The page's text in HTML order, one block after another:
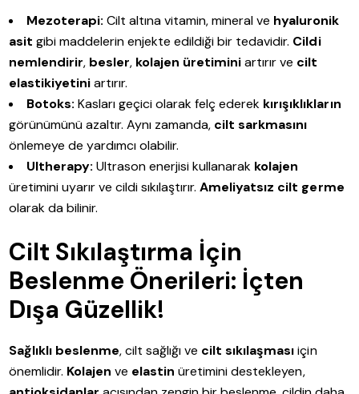
Mezoterapi: Cilt altına vitamin, mineral ve hyaluronik
asit gibi maddelerin enjekte edildiği bir tedavidir. Cildi
nemlendirir, besler, kolajen üretiminiartırır ve cilt
elastikiyetiniartırır.
Botoks: Kasları geçici olarak felç ederek kırışıklıkların
görünümünü azaltır. Aynı zamanda, cilt sarkmasını
önlemeye de yardımcı olabilir.
Ultherapy: Ultrason enerjisi kullanarak kolajen
üretimini uyarır ve cildi sıkılaştırır.Ameliyatsız cilt germe
olarak da bilinir.
Cilt Sıkılaştırma İçin
Beslenme Önerileri: İçten
Dışa Güzellik!
Sağlıklı beslenme, cilt sağlığı ve cilt sıkılaşmasıiçin
önemlidir. Kolajen ve elastin üretimini destekleyen,